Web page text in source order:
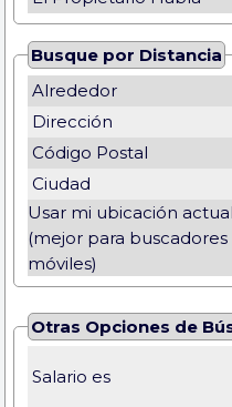
Busque por Distancia
Alrededor
Dirección
Código Postal
Ciudad
Usar mi ubicación actual
(mejor para buscadores
móviles)
Otras Opciones de
Salario es